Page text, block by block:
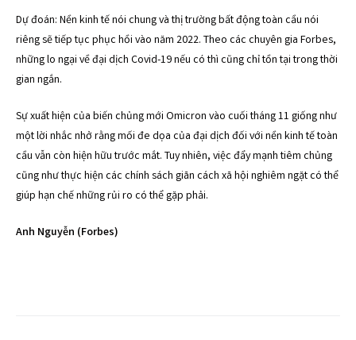
Dự đoán: Nền kinh tế nói chung và thị trường bất động toàn cầu nói
riêng sẽ tiếp tục phục hồi vào năm 2022. Theo các chuyên gia Forbes,
những lo ngại về đại dịch Covid-19 nếu có thì cũng chỉ tồn tại trong thời
gian ngắn.
Sự xuất hiện của biến chủng mới Omicron vào cuối tháng 11 giống như
một lời nhắc nhở rằng mối đe dọa của đại dịch đối với nền kinh tế toàn
cầu vẫn còn hiện hữu trước mắt. Tuy nhiên, việc đẩy mạnh tiêm chủng
cũng như thực hiện các chính sách giãn cách xã hội nghiêm ngặt có thể
giúp hạn chế những rủi ro có thể gặp phải.
Anh Nguyễn (Forbes)